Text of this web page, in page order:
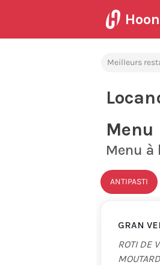
Meilleurs
Menu
Menu à
ANTIPASTI
GRAN
ROTI DE